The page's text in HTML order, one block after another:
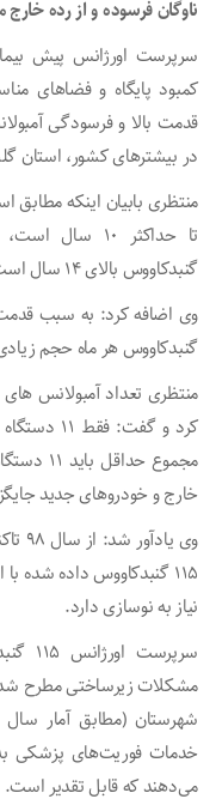
ناوگان فرسوده و از رده خارج معضل
سرپرست اورژانس پیش
قدمت بالا و فرسودگی
در بیشترهای کشور، استان
منتظری بابیان اینکه مطابق
گنبدکاووس بالای ۱۴ سال است که نیاز به نوسازی دارند.
گنبدکاووس هر ماه حجم
کرد و
مجموع
خارج و خودروهای جدید
وی
نیاز به نوسازی دارد.
مشکلات زیرساختی مطرح
خدمات فوریت‌های پزشکی به
می‌دهند که قابل تقدیر است.